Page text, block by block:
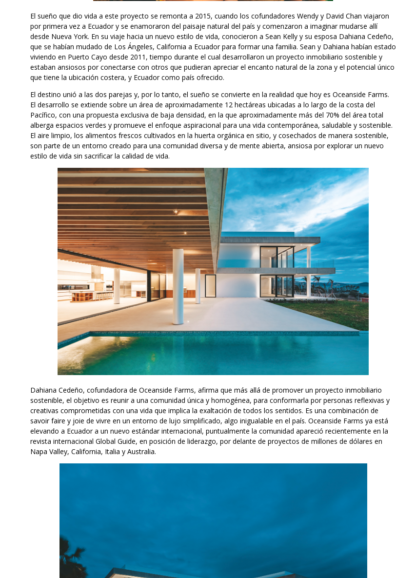
El sueño que dio vida a este proyecto se remonta a 2015, cuando los cofundadores Wendy y David Chan viajaron
por primera vez a Ecuador y se enamoraron del paisaje natural del país y comenzaron a imaginar mudarse allí
desde Nueva York. En su viaje hacia un nuevo estilo de vida, conocieron a Sean Kelly y su esposa Dahiana Cedeño,
que se habían mudado de Los Ángeles, California a Ecuador para formar una familia. Sean y Dahiana habían estado
viviendo en Puerto Cayo desde 2011, tiempo durante el cual desarrollaron un proyecto inmobiliario sostenible y
estaban ansiosos por conectarse con otros que pudieran apreciar el encanto natural de la zona y el potencial único
que tiene la ubicación costera, y Ecuador como país ofrecido.
El destino unió a las dos parejas y, por lo tanto, el sueño se convierte en la realidad que hoy es Oceanside Farms.
El desarrollo se extiende sobre un área de aproximadamente 12 hectáreas ubicadas a lo largo de la costa del
Pacífico, con una propuesta exclusiva de baja densidad, en la que aproximadamente más del 70% del área total
alberga espacios verdes y promueve el enfoque aspiracional para una vida contemporánea, saludable y sostenible.
El aire limpio, los alimentos frescos cultivados en la huerta orgánica en sitio, y cosechados de manera sostenible,
son parte de un entorno creado para una comunidad diversa y de mente abierta, ansiosa por explorar un nuevo
estilo de vida sin sacrificar la calidad de vida.
Dahiana Cedeño, cofundadora de Oceanside Farms, afirma que más allá de promover un proyecto inmobiliario
sostenible, el objetivo es reunir a una comunidad única y homogénea, para conformarla por personas reflexivas y
creativas comprometidas con una vida que implica la exaltación de todos los sentidos. Es una combinación de
savoir faire y joie de vivre en un entorno de lujo simplificado, algo inigualable en el país. Oceanside Farms ya está
elevando a Ecuador a un nuevo estándar internacional, puntualmente la comunidad apareció recientemente en la
revista internacional Global Guide, en posición de liderazgo, por delante de proyectos de millones de dólares en
Napa Valley, California, Italia y Australia.